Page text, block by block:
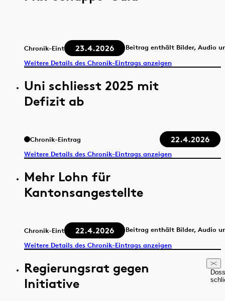
Chronik-Eintrag 23.4.2026
Beitrag enthält Bilder, Audio
Weitere Details des Chronik-Eintrags anzeigen
Uni schliesst 2025 mit
Defizit ab
Chronik-Eintrag 22.4.2026
Weitere Details des Chronik-Eintrags anzeigen
Mehr Lohn für
Kantonsangestellte
Chronik-Eintrag 22.4.2026
Beitrag enthält Bilder, Audio
Weitere Details des Chronik-Eintrags anzeigen
Regierungsrat gegen
Initiative